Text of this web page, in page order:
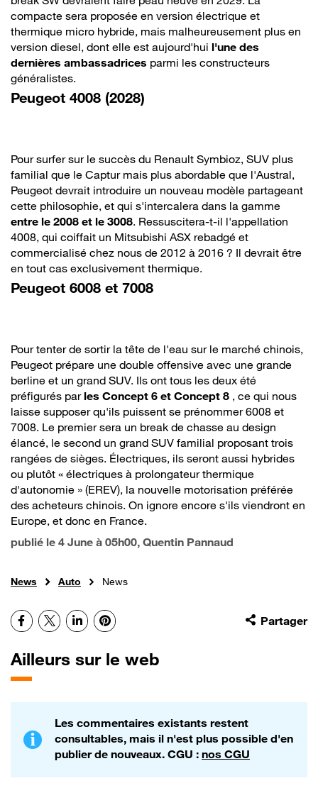
compacte sera proposée en version électrique et
thermique micro hybride, mais malheureusement plus en
version diesel, dont elle est aujourd'hui l'une des
dernières ambassadrices parmi les constructeurs
généralistes.
Peugeot 4008 (2028)
Pour surfer sur le succès du Renault Symbioz, SUV plus
familial que le Captur mais plus abordable que l'Austral,
Peugeot devrait introduire un nouveau modèle partageant
cette philosophie, et qui s'intercalera dans la gamme
entre le 2008 et le 3008. Ressuscitera-t-il l'appellation
4008, qui coiffait un Mitsubishi ASX rebadgé et
commercialisé chez nous de 2012 à 2016 ? Il devrait être
en tout cas exclusivement thermique.
Peugeot 6008 et 7008
Pour tenter de sortir la tête de l'eau sur le marché chinois,
Peugeot prépare une double offensive avec une grande
berline et un grand SUV. Ils ont tous les deux été
préfigurés par les Concept 6 et Concept 8 , ce qui nous
laisse supposer qu'ils puissent se prénommer 6008 et
7008. Le premier sera un break de chasse au design
élancé, le second un grand SUV familial proposant trois
rangées de sièges. Électriques, ils seront aussi hybrides
ou plutôt « électriques à prolongateur thermique
d'autonomie » (EREV), la nouvelle motorisation préférée
des acheteurs chinois. On ignore encore s'ils viendront en
Europe, et donc en France.
publié le 4 June à 05h00, Quentin Pannaud
News Auto News
Partager
Facebook
X LinkedInPinterest
Ailleurs sur le web
Les commentaires existants restent
consultables, mais il n'est plus possible d'en
publier de nouveaux. CGU : nos CGU